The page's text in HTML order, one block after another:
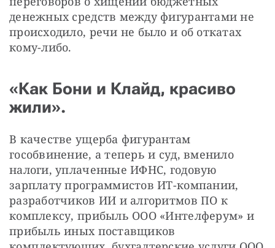
денежных средств между фигурантами не
происходило, речи не было и об откатах
кому-либо.
«Как Бони и Клайд, красиво
жили».
В качестве ущерба фигурантам
гособвинение, а теперь и суд, вменило
налоги, уплаченные ИФНС, годовую
зарплату программистов ИТ-компании,
разработчиков ИИ и алгоритмов ПО к
комплексу, прибыль ООО «Интелферум» и
прибыль иных поставщиков